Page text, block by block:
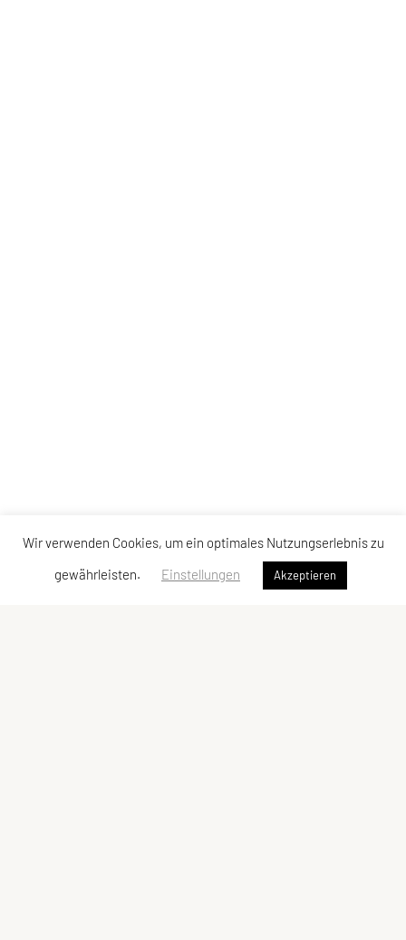
Wir verwenden Cookies, um ein optimales Nutzungserlebnis zu
gewährleisten.
Einstellungen Akzeptieren